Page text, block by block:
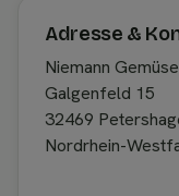
Adresse &
Niemann
Galgenfeld 15
32469
Nordrhein-